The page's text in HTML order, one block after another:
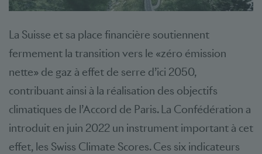
La Suisse et sa place financière soutiennent
fermement la transition vers le «zéro émission
nette» de gaz à effet de serre d’ici 2050,
contribuant ainsi à la réalisation des objectifs
climatiques de l’Accord de Paris. La Confédération a
introduit en juin 2022 un instrument important à cet
effet, les Swiss Climate Scores. Ces six indicateurs